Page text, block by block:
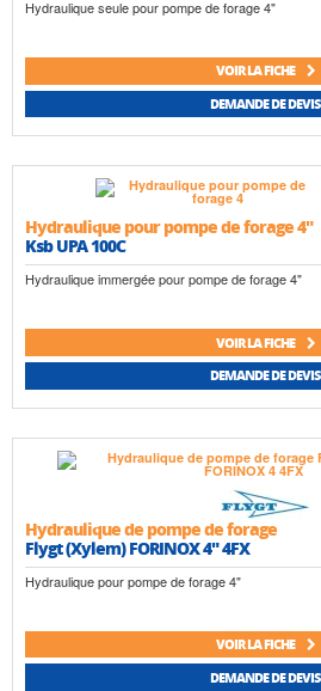
Hydraulique seule pour pompe de forage 4"
VOIR LA FICHE
DEMANDE DE DEVIS
Hydraulique pour pompe de forage 4"
Ksb UPA 100C
Hydraulique immergée pour pompe de forage 4"
VOIR LA FICHE
DEMANDE DE DEVIS
Hydraulique de pompe de forage
Flygt (Xylem) FORINOX 4" 4FX
Hydraulique pour pompe de forage 4"
VOIR LA FICHE
DEMANDE DE DEVIS